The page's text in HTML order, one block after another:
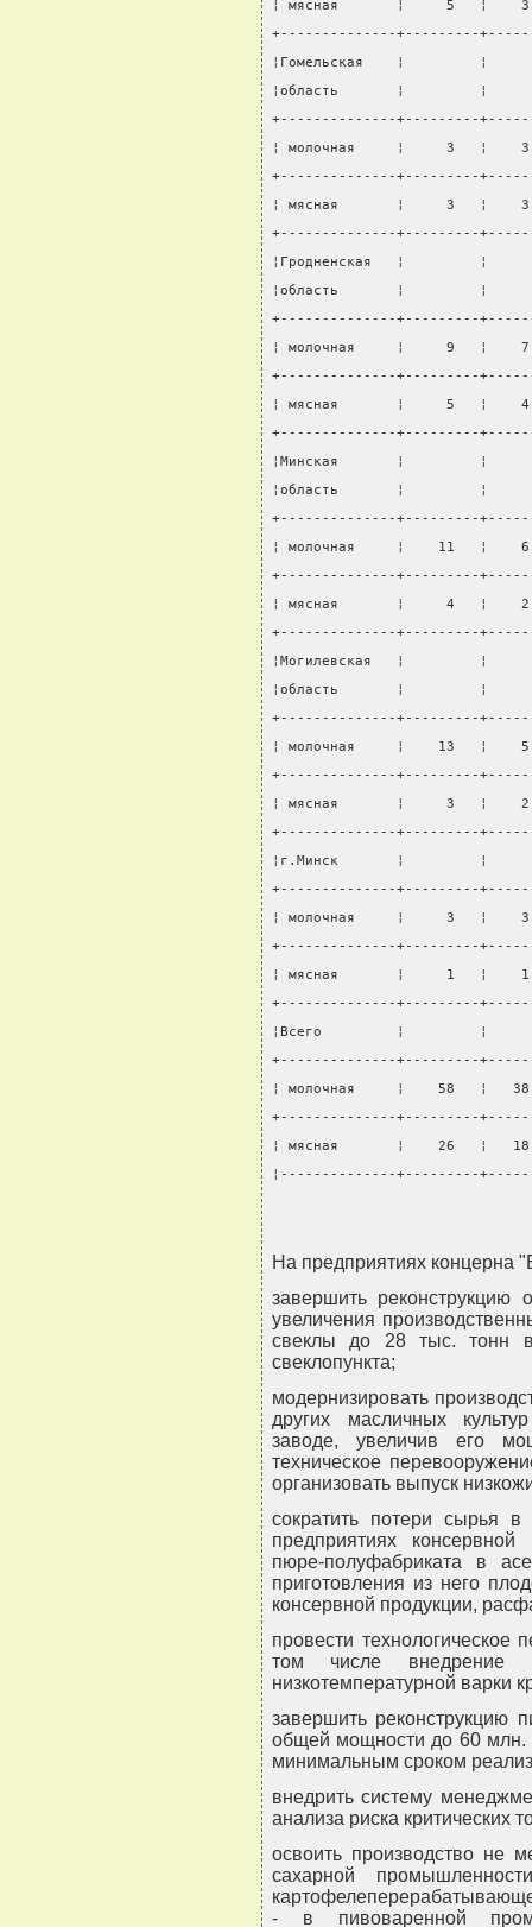
¦ мясная       ¦     5   ¦
+--------------+---------
¦Гомельская    ¦
¦область       ¦         ¦
+--------------+---------
¦ молочная     ¦     3   ¦
+--------------+---------
¦ мясная       ¦     3   ¦
+--------------+---------
¦Гродненская   ¦
¦область       ¦         ¦
+--------------+---------
¦ молочная     ¦     9   ¦
+--------------+---------
¦ мясная       ¦     5   ¦
+--------------+---------
¦Минская       ¦         ¦
¦область       ¦         ¦
+--------------+---------
¦ молочная     ¦    11   ¦
+--------------+---------
¦ мясная       ¦     4   ¦
+--------------+---------
¦Могилевская   ¦
¦область       ¦         ¦
+--------------+---------
¦ молочная     ¦    13   ¦
+--------------+---------
¦ мясная       ¦     3   ¦
+--------------+---------
¦г.Минск       ¦         ¦
+--------------+---------
¦ молочная     ¦     3   ¦
+--------------+---------
¦ мясная       ¦     1   ¦
+--------------+---------
¦Всего         ¦         ¦
+--------------+---------
¦ молочная     ¦    58   ¦
+--------------+---------
¦ мясная       ¦    26   ¦
¦--------------+---------
На предприятиях концерна
завершить реконструкцию
увеличения
свеклы до 28 тыс. тонн
свеклопункта;
модернизировать
других масличных
заводе, увеличив его
техническое
организовать выпуск
сократить потери сырья
предприятиях
пюре-полуфабриката в
приготовления из него
консервной продукции,
провести технологическое
том числе внедрение
низкотемпературной варки
завершить реконструкцию
общей мощности до 60 млн.
минимальным сроком
внедрить систему
анализа риска критических
освоить производство не
сахарной
- в пивоваренной